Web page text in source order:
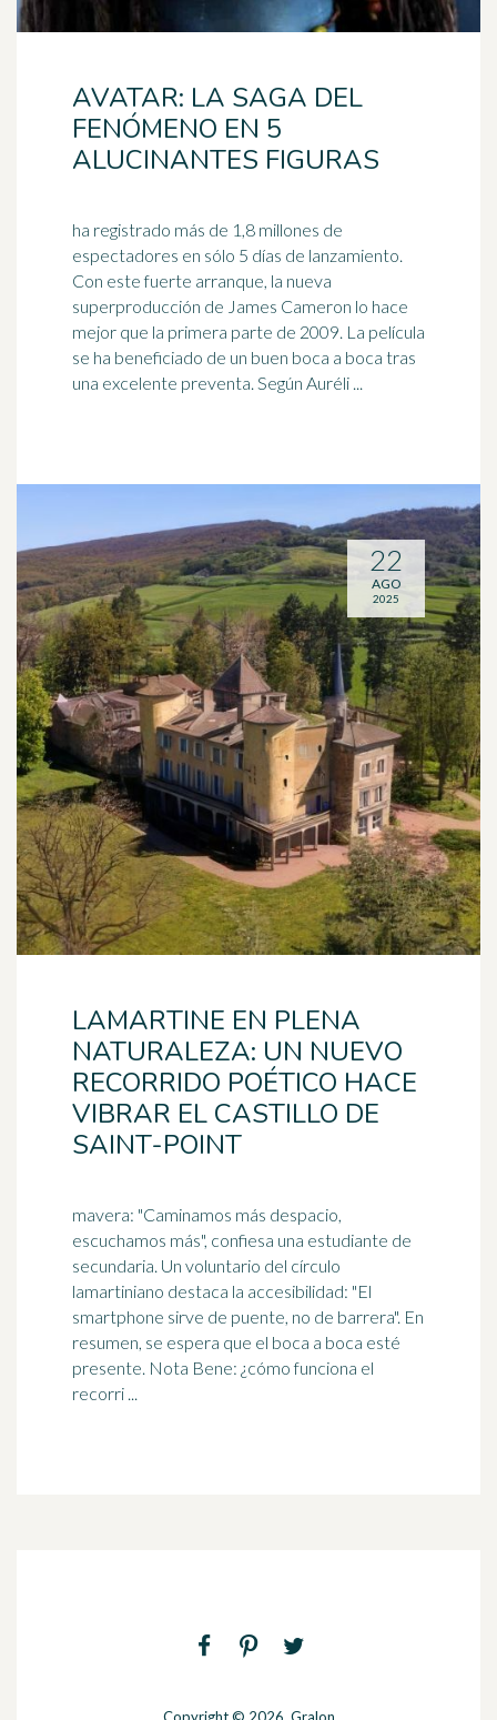
AVATAR: LA SAGA DEL
FENÓMENO EN 5
ALUCINANTES FIGURAS
ha registrado más de 1,8 millones de
espectadores en sólo 5 días de lanzamiento.
Con este fuerte arranque, la nueva
superproducción de James Cameron lo hace
mejor que la primera parte de 2009. La película
se ha beneficiado de un buen boca a boca tras
una excelente preventa. Según Auréli ...
LAMARTINE EN PLENA
NATURALEZA: UN NUEVO
RECORRIDO POÉTICO HACE
VIBRAR EL CASTILLO DE
SAINT-POINT
mavera: "Caminamos más despacio,
escuchamos más", confiesa una estudiante de
secundaria. Un voluntario del círculo
lamartiniano destaca la accesibilidad: "El
smartphone sirve de puente, no de barrera". En
resumen, se espera que el boca a boca esté
presente. Nota Bene: ¿cómo funciona el
recorri ...
22
AGO
2025